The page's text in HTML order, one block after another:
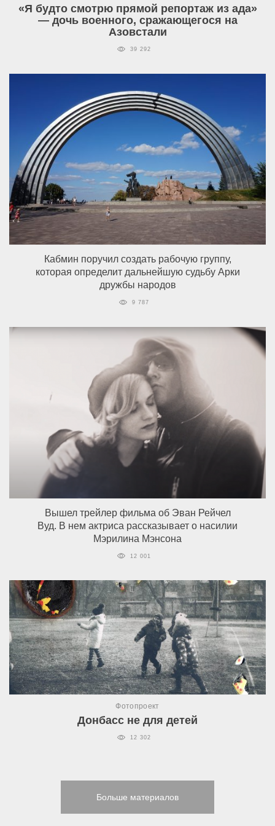
«Я будто смотрю прямой репортаж из ада»
— дочь военного, сражающегося на
Азовстали
39 292
Кабмин поручил создать рабочую группу,
которая определит дальнейшую судьбу Арки
дружбы народов
9 787
Вышел трейлер фильма об Эван Рейчел
Вуд. В нем актриса рассказывает о насилии
Мэрилина Мэнсона
12 001
Фотопроект
Донбасс не для детей
12 302
Больше материалов